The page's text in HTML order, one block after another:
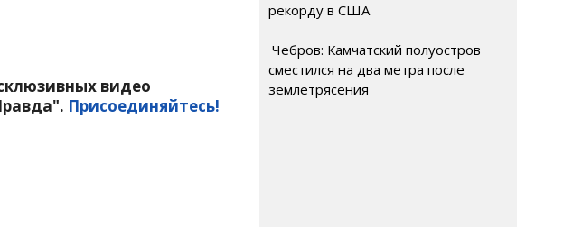
видео
Присоединяйтесь!
рекорду в США
Чебров: Камчатский полуостров
сместился на два метра после
землетрясения